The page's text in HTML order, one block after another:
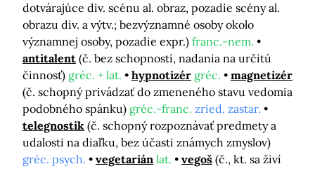
dotvárajúce div. scénu al. obraz, pozadie scény al.
obrazu div. a výtv.; bezvýznamné osoby okolo
významnej osoby, pozadie expr.) franc.-nem.
antitalent (č. bez schopností, nadania na určitú
činnosť) gréc. + lat. hypnotizér gréc.
magnetizér
(č. schopný privádzať do zmeneného stavu vedomia
podobného spánku) gréc.-franc. zried. zastar.
telegnostik (č. schopný rozpoznávať predmety a
udalosti na diaľku, bez účasti známych zmyslov)
gréc. psych.
vegetarián lat. vegoš (č., kt. sa živí